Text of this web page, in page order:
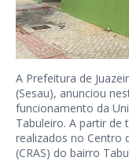
A Prefeitura de
(Sesau), anunciou
funcionamento da
Tabuleiro. A partir de
realizados no Centro
(CRAS) do bairro